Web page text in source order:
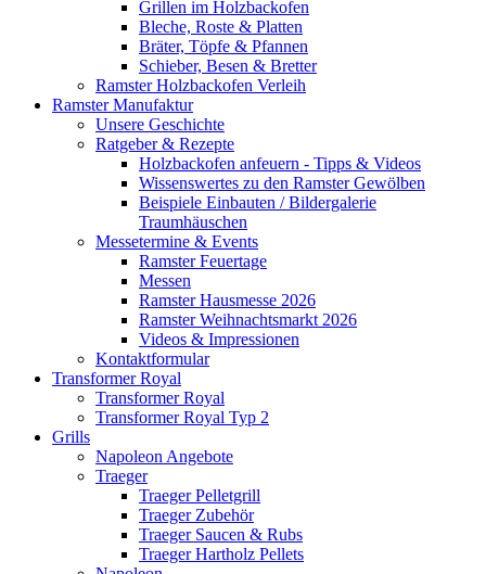
Grillen im Holzbackofen
Bleche, Roste & Platten
Bräter, Töpfe & Pfannen
Schieber, Besen & Bretter
Ramster Holzbackofen Verleih
Ramster Manufaktur
Unsere Geschichte
Ratgeber & Rezepte
Holzbackofen anfeuern - Tipps & Videos
Wissenswertes zu den Ramster Gewölben
Beispiele Einbauten / Bildergalerie
Traumhäuschen
Messetermine & Events
Ramster Feuertage
Messen
Ramster Hausmesse 2026
Ramster Weihnachtsmarkt 2026
Videos & Impressionen
Kontaktformular
Transformer Royal
Transformer Royal
Transformer Royal Typ 2
Grills
Napoleon Angebote
Traeger
Traeger Pelletgrill
Traeger Zubehör
Traeger Saucen & Rubs
Traeger Hartholz Pellets